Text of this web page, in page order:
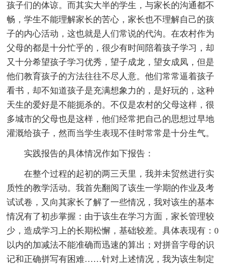
孩子们的体谅。而其实大半的学生，与家长的沟通都不
畅，学生不能理解家长的苦心，家长也不理解自己的孩
子的内心活动，这也就是人们常说的代沟。在农村作为
父母的都是十分忙乎的，很少有时间陪着孩子学习，却
又十分希望孩子学习优秀，望子成龙，望女成凤，但是
他们教育孩子的方法往往不尽人意。他们常常逼着孩子
看书，却不知道孩子是充满想象力的，是好玩的，这种
天生的爱好是不能扼杀的。不仅是农村的父母这样，很
多城市的父母也是这样，他们经常把自己的思想过早地
灌溉给孩子，然而当学生表现不佳时常常是十分生气。
实践报告的具体情况作如下报告：
在整个过程的起初的两三天里，我并未贸然进行实
质性的教学活动。我首先翻阅了该生一学期的作业及考
试试卷，又向其家长了解了一些情况，我对该生的基本
情况有了初步掌握：由于该生在学习方面，家长管理较
少，造成学习上的长期松懈，基础较差。具体表现有：0
以内的加减法不能准确而迅速的算出；对拼音字母的识
记和正确拼写有困难……针对上述情况，我为该生制定